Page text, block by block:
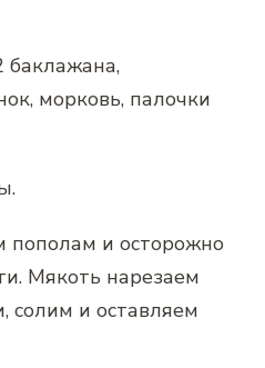
баклажана,
морковь, палочки
пополам и осторожно
Мякоть нарезаем
солим и оставляем